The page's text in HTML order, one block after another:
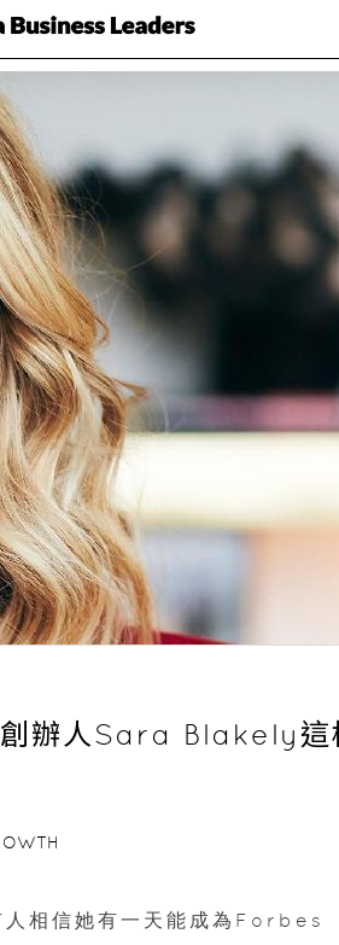
創辦人Sara Blakely這
相信她有一天能成為Forbes